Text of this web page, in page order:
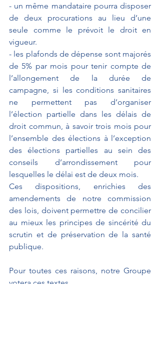
- un même mandataire pourra disposer
de deux procurations au lieu d’une
seule comme le prévoit le droit en
vigueur.
- les plafonds de dépense sont majorés
de 5% par mois pour tenir compte de
l’allongement de la durée de
campagne, si les conditions sanitaires
ne permettent pas d’organiser
l’élection partielle dans les délais de
droit commun, à savoir trois mois pour
l’ensemble des élections à l’exception
des élections partielles au sein des
conseils d’arrondissement pour
lesquelles le délai est de deux mois.
Ces dispositions, enrichies des
amendements de notre commission
des lois, doivent permettre de concilier
au mieux les principes de sincérité du
scrutin et de préservation de la santé
publique.
Pour toutes ces raisons, notre Groupe
votera ces textes.